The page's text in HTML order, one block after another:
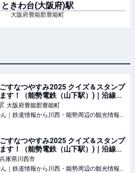
ときわ台(大阪府)駅
大阪府豊能郡豊能町
すなつやすみ2025 クイズ＆スタンプ
す！（能勢電鉄（山下駅）)｜沿線イ
でかけ・沿線情報｜のせでん【能勢
大阪府豊能郡豊能町
すなつやすみ2025 クイズ＆スタンプ
す！（能勢電鉄（山下駅）)｜沿線イ
でかけ・沿線情報｜のせでん【能勢
兵庫県川西市